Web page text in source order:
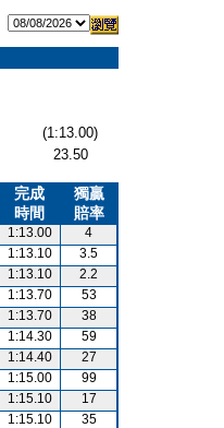
(1:13.00)
23.50
完成
時間
獨贏
賠率
1:13.00
4
1:13.10
3.5
1:13.10
2.2
1:13.70
53
1:13.70
38
1:14.30
59
1:14.40
27
1:15.00
99
1:15.10
17
1:15.10
35